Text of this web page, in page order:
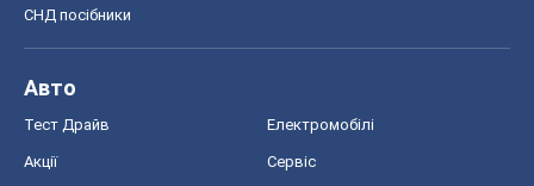
СНД посібники
Авто
Тест Драйв Електромобілі
Акції Сервіс